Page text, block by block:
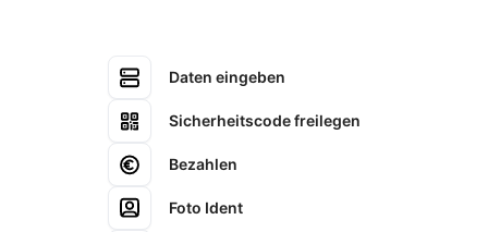
Daten eingeben
Sicherheitscode freilegen
Bezahlen
Foto Ident